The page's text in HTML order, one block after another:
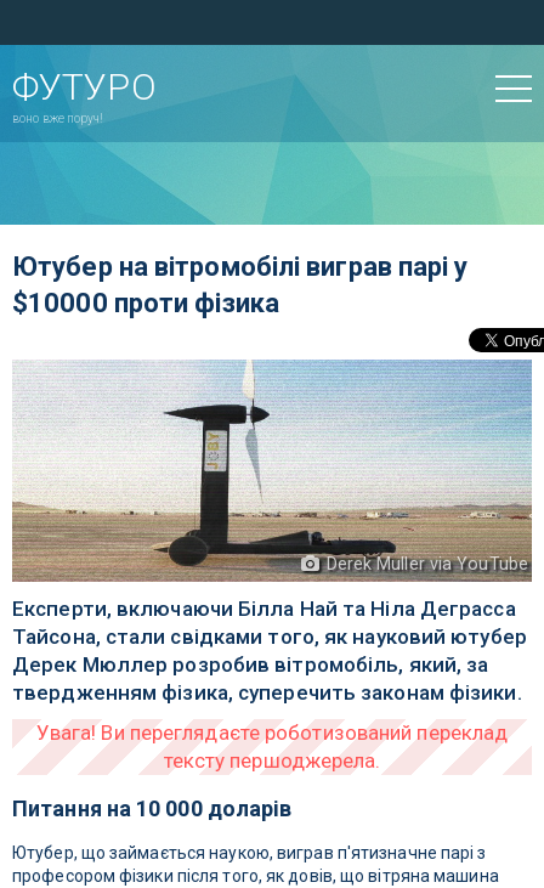
ФУТУРО
воно вже поруч!
Ютубер на вітромобілі виграв парі у
$10000 проти фізика
Derek Muller via YouTube
Експерти, включаючи Білла Най та Ніла Деграсса
Тайсона, стали свідками того, як науковий ютубер
Дерек Мюллер розробив вітромобіль, який, за
твердженням фізика, суперечить законам фізики.
Питання на 10 000 доларів
Ютубер, що займається наукою, виграв п'ятизначне парі з
професором фізики після того, як довів, що вітряна машина